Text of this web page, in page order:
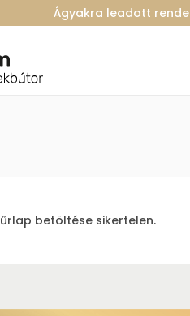
Ágyakra leadott
betöltése sikertelen.